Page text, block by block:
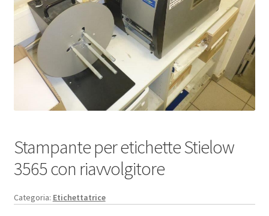
Stampante per etichette Stielow
3565 con riavvolgitore
Categoria: Etichettatrice